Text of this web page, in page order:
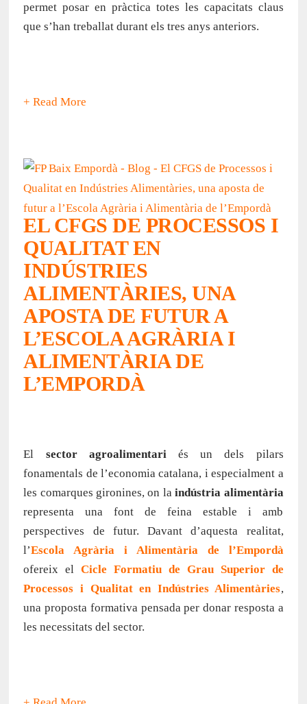
permet posar en pràctica totes les capacitats claus
que s’han treballat durant els tres anys anteriors.
+ Read More
EL CFGS DE PROCESSOS I
QUALITAT EN
INDÚSTRIES
ALIMENTÀRIES, UNA
APOSTA DE FUTUR A
L’ESCOLA AGRÀRIA I
ALIMENTÀRIA DE
L’EMPORDÀ
El sector agroalimentariés un dels pilars
fonamentals de l’economia catalana, i especialment a
les comarques gironines, on laindústria alimentària
representa una font de feina estable i amb
perspectives de futur. Davant d’aquesta realitat,
l’Escola Agrària i Alimentària de l’Empordà
ofereix elCicle Formatiu de Grau Superior de
Processos i Qualitat en Indústries Alimentàries,
una proposta formativa pensada per donar resposta a
les necessitats del sector.